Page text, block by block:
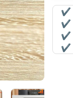
✔️
✔️
✔️
✔️